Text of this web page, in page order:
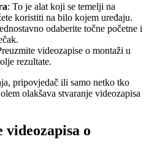
: To je alat koji se temelji na
koristiti na bilo kojem uređaju.
odaberite točne početne i
videozapise o montaži u
rezultate.
pripovjedač ili samo netko tko
olakšava stvaranje videozapisa
videozapisa o